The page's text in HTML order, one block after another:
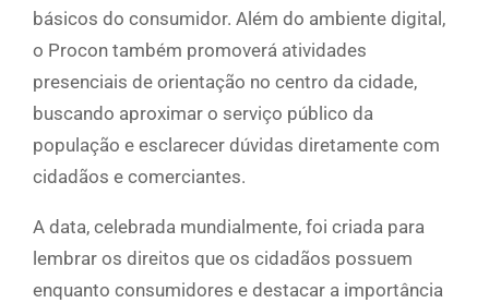
básicos do consumidor. Além do ambiente digital,
o Procon também promoverá atividades
presenciais de orientação no centro da cidade,
buscando aproximar o serviço público da
população e esclarecer dúvidas diretamente com
cidadãos e comerciantes.
A data, celebrada mundialmente, foi criada para
lembrar os direitos que os cidadãos possuem
enquanto consumidores e destacar a importância